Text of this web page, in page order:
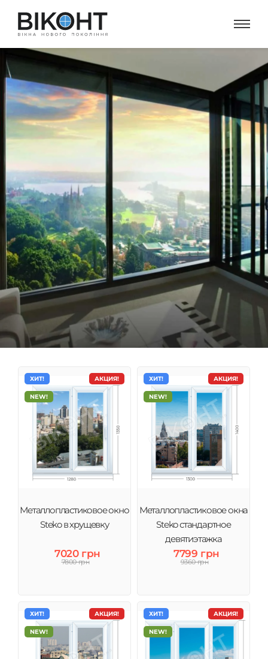
АКЦИЯ!
ХИТ!
NEW!
Металлопластиковое окно
Steko в хрущевку
7020 грн
7800 грн
АКЦИЯ!
ХИТ!
NEW!
Металлопластиковое окна
Steko стандартное
девятиэтажка
7799 грн
9360 грн
АКЦИЯ!
ХИТ!
NEW!
АКЦИЯ!
ХИТ!
NEW!